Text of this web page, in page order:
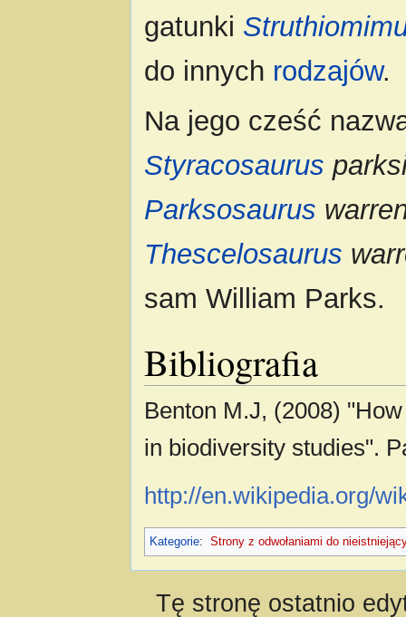
gatunki
do innych rodzajów.
Na jego cześć
Styracosaurus
Parksosaurus
Thescelosaurus
sam William Parks.
Bibliografia
Benton M.J, (2008)
in biodiversity studies".
http://en.wikipedia.org/
Kategorie: Strony z odwołaniami do
Tę stronę ostatnio